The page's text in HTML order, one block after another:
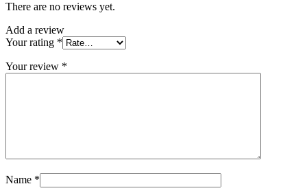
There are no reviews yet.
Add a review
Your rating *
Your review *
Name *